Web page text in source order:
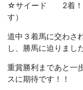
☆サイード 2着！
す）
道中３着馬に交わさ
し、勝馬に迫りまし
重賞勝利まであと一
スに期待です！！